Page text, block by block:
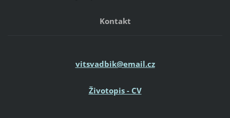
Kontakt
vitsvadbik@email.cz
Životopis - CV